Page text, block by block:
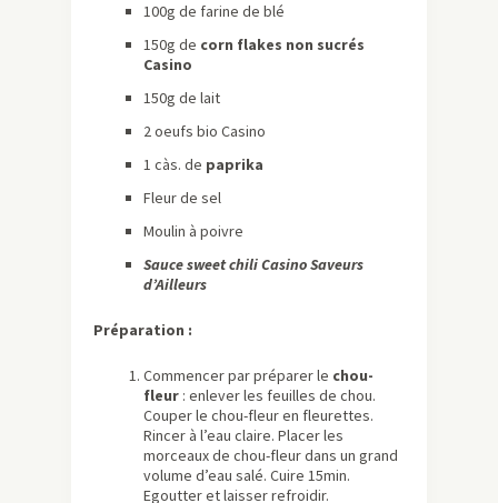
100g de farine de blé
150g de corn flakes non sucrés
Casino
150g de lait
2 oeufs bio Casino
1 càs. de paprika
Fleur de sel
Moulin à poivre
Sauce sweet chili Casino Saveurs
d’Ailleurs
Préparation :
Commencer par préparer le chou-
fleur : enlever les feuilles de chou.
Couper le chou-fleur en fleurettes.
Rincer à l’eau claire. Placer les
morceaux de chou-fleur dans un grand
volume d’eau salé. Cuire 15min.
Egoutter et laisser refroidir.